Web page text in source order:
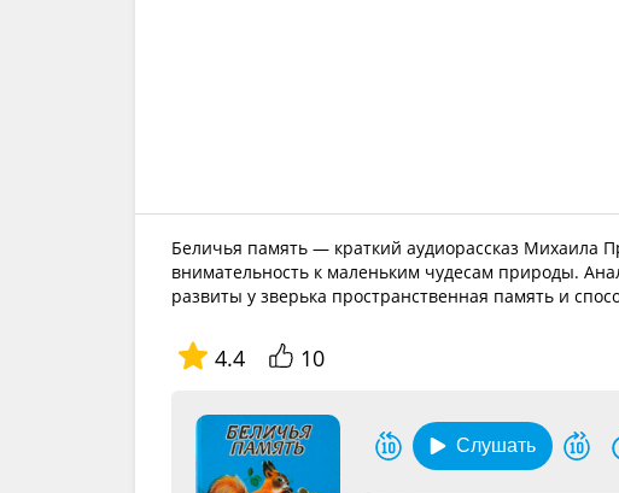
Беличья память — краткий аудиорассказ
внимательность к маленьким чудесам природы.
развиты у зверька пространственная память и
4.4 10
Слушать